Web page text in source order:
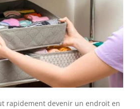
rapidement devenir un endroit en